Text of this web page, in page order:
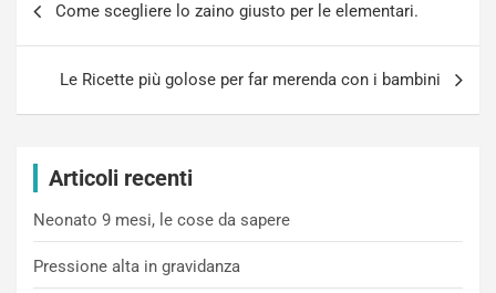
Come scegliere lo zaino giusto per le elementari.
Le Ricette più golose per far merenda con i bambini
Articoli recenti
Neonato 9 mesi, le cose da sapere
Pressione alta in gravidanza